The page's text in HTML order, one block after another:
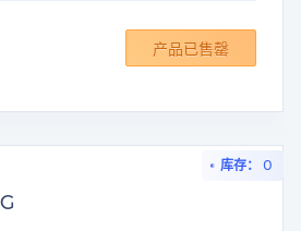
产品已售罄
库存： 0